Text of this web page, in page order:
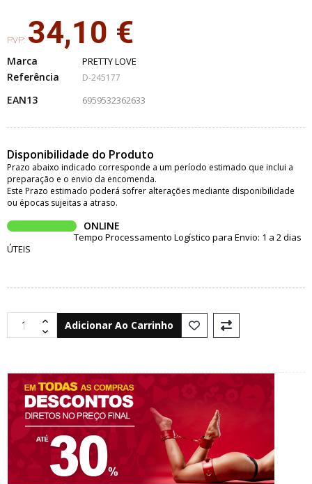
PVP: 34,10 €
Marca PRETTY LOVE
Referência D-245177
EAN13 6959532362633
Disponibilidade do Produto
Prazo abaixo indicado corresponde a um período estimado que inclui a
preparação e o envio da encomenda.
Este Prazo estimado poderá sofrer alterações mediante disponibilidade
ou épocas sujeitas a atraso.
ONLINE
Tempo Processamento Logístico para Envio: 1 a 2 dias
ÚTEIS
Adicionar Ao Carrinho